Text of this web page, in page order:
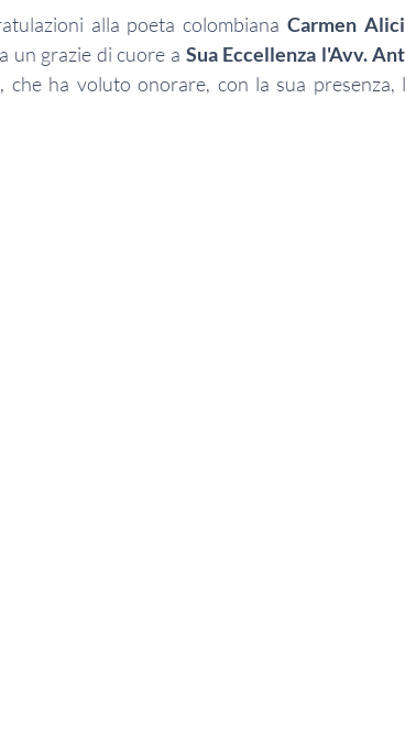
alla poeta colombiana Carmen
un grazie di cuore a Sua Eccellenza l'Avv.
, che ha voluto onorare, con la sua